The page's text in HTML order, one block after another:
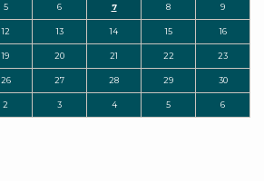
5 6 7 8 9
12 13 14 15 16
19 20 21 22 23
26 27 28 29 30
2 3 4 5 6